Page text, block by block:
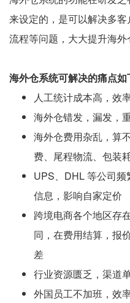
来设定的，是可以解决多
流程等问题，大大提升海外
海外仓系统可解决的痛点如
人工统计成本高，效
海外仓错发，漏发，
海外仓费用杂乱，算
费、尾程物流、包
UPS、DHL 等公司
信息，影响自家定价
跨境电商各个地区存
同，在费用结算，报
差
行业资源匮乏，渠道
外国员工不加班，效